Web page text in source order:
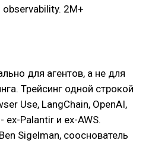
2M+
для агентов, а не для
Трейсинг одной строкой
Use, LangChain, OpenAI,
ex-Palantir и ex-AWS.
Sigelman, сооснователь